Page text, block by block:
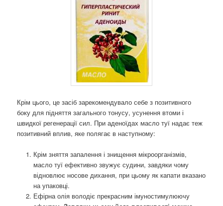
Крім цього, це засіб зарекомендувало себе з позитивного
боку для підняття загального тонусу, усунення втоми і
швидкої регенерації сил. При аденоїдах масло туї надає теж
позитивний вплив, яке полягає в наступному:
Крім зняття запалення і знищення мікроорганізмів,
масло туї ефективно звужує судини, завдяки чому
відновлює носове дихання, при цьому як капати вказано
на упаковці.
Ефірна олія володіє прекрасним імуностимулюючу